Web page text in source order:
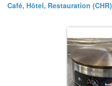
Café, Hôtel, Restauration (CHR)